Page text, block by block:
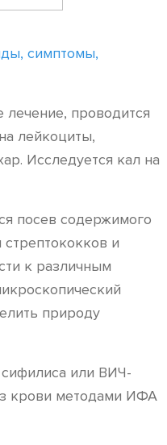
симптомы,
лечение, проводится
лейкоциты,
Исследуется кал на
посев содержимого
и
к различным
природу
или ВИЧ-
крови методами ИФА